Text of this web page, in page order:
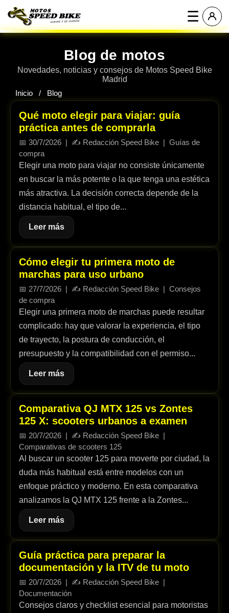
☰
Blog de motos
Novedades, noticias y consejos de Motos Speed Bike
Madrid
Inicio
Blog
Qué moto elegir para viajar: guía
práctica antes de comprarla
📅 30/7/2026 | ✍️ Redacción Speed Bike
Guías de
compra
Elegir una moto para viajar no consiste únicamente
en buscar la más potente o la que tenga una estética
más atractiva. La decisión correcta depende de la
distancia habitual, el tipo de...
Leer más
Cómo elegir tu primera moto de
marchas para uso urbano
📅 27/7/2026 | ✍️ Redacción Speed Bike
Consejos
de compra
Elegir una primera moto de marchas puede resultar
complicado: hay que valorar la experiencia, el tipo
de trayecto, la postura de conducción, el
presupuesto y la compatibilidad con el permiso...
Leer más
Comparativa QJ MTX 125 vs Zontes
125 X: scooters urbanos a examen
📅 20/7/2026 | ✍️ Redacción Speed Bike
Comparativas de scooters 125
Al buscar un scooter 125 para moverte por ciudad, la
duda más habitual está entre modelos con un
enfoque práctico y moderno. En esta comparativa
analizamos la QJ MTX 125 frente a la Zontes...
Leer más
Guía práctica para preparar la
documentación y la ITV de tu moto
📅 20/7/2026 | ✍️ Redacción Speed Bike
Documentación
Consejos claros y checklist esencial para motoristas